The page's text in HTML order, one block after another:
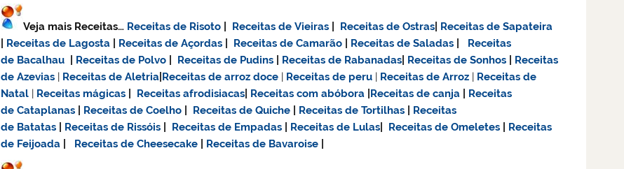
Veja mais Receitas… Receitas de Risoto Receitas de Vieiras Receitas de Ostras Receitas de Sapateira
Receitas de Lagosta Receitas de Açordas Receitas de Camarão Receitas de Saladas
Receitas
de Bacalhau
Receitas de Polvo Receitas de Pudins Receitas de Rabanadas Receitas de Sonhos
Receitas
de Azevias | Receitas de Aletria Receitas dearroz doce | Receitas de peru | Receitas de Arroz | Receitas de
Natal | Receitas mágicas Receitas afrodisiacas Receitas com abóbora Receitas de canja
Receitas
de Cataplanas
Receitas de Coelho Receitas de Quiche Receitas de Tortilhas
Receitas
de Batatas
Receitas de Rissóis Receitas de Empadas Receitas de Lulas Receitas de Omeletes
Receitas
de Feijoada
Receitas de Cheesecake Receitas de Bavaroise